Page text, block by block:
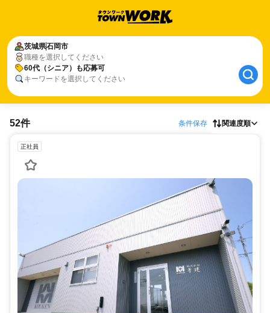
茨城県石岡市
職種を選択してください
60代（シニア）も応募可
キーワードを選択してください
52件 条件保存 関連度順
正社員